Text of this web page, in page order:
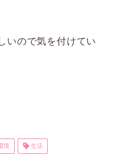
いので気を付けてい
境 生活